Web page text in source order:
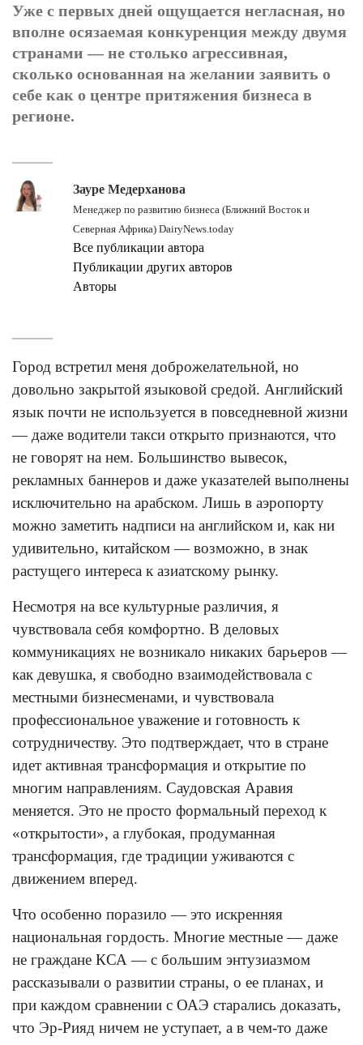
Уже с первых дней ощущается негласная, но
вполне осязаемая конкуренция между двумя
странами — не столько агрессивная,
сколько основанная на желании заявить о
себе как о центре притяжения бизнеса в
регионе.
Зауре Медерханова
Менеджер по развитию бизнеса (Ближний Восток и
Северная Африка) DairyNews.today
Все публикации автора
Публикации других авторов
Авторы
Город встретил меня доброжелательной, но
довольно закрытой языковой средой. Английский
язык почти не используется в повседневной жизни
— даже водители такси открыто признаются, что
не говорят на нем. Большинство вывесок,
рекламных баннеров и даже указателей выполнены
исключительно на арабском. Лишь в аэропорту
можно заметить надписи на английском и, как ни
удивительно, китайском — возможно, в знак
растущего интереса к азиатскому рынку.
Несмотря на все культурные различия, я
чувствовала себя комфортно. В деловых
коммуникациях не возникало никаких барьеров —
как девушка, я свободно взаимодействовала с
местными бизнесменами, и чувствовала
профессиональное уважение и готовность к
сотрудничеству. Это подтверждает, что в стране
идет активная трансформация и открытие по
многим направлениям. Саудовская Аравия
меняется. Это не просто формальный переход к
«открытости», а глубокая, продуманная
трансформация, где традиции уживаются с
движением вперед.
Что особенно поразило — это искренняя
национальная гордость. Многие местные — даже
не граждане КСА — с большим энтузиазмом
рассказывали о развитии страны, о ее планах, и
при каждом сравнении с ОАЭ старались доказать,
что Эр-Рияд ничем не уступает, а в чем-то даже